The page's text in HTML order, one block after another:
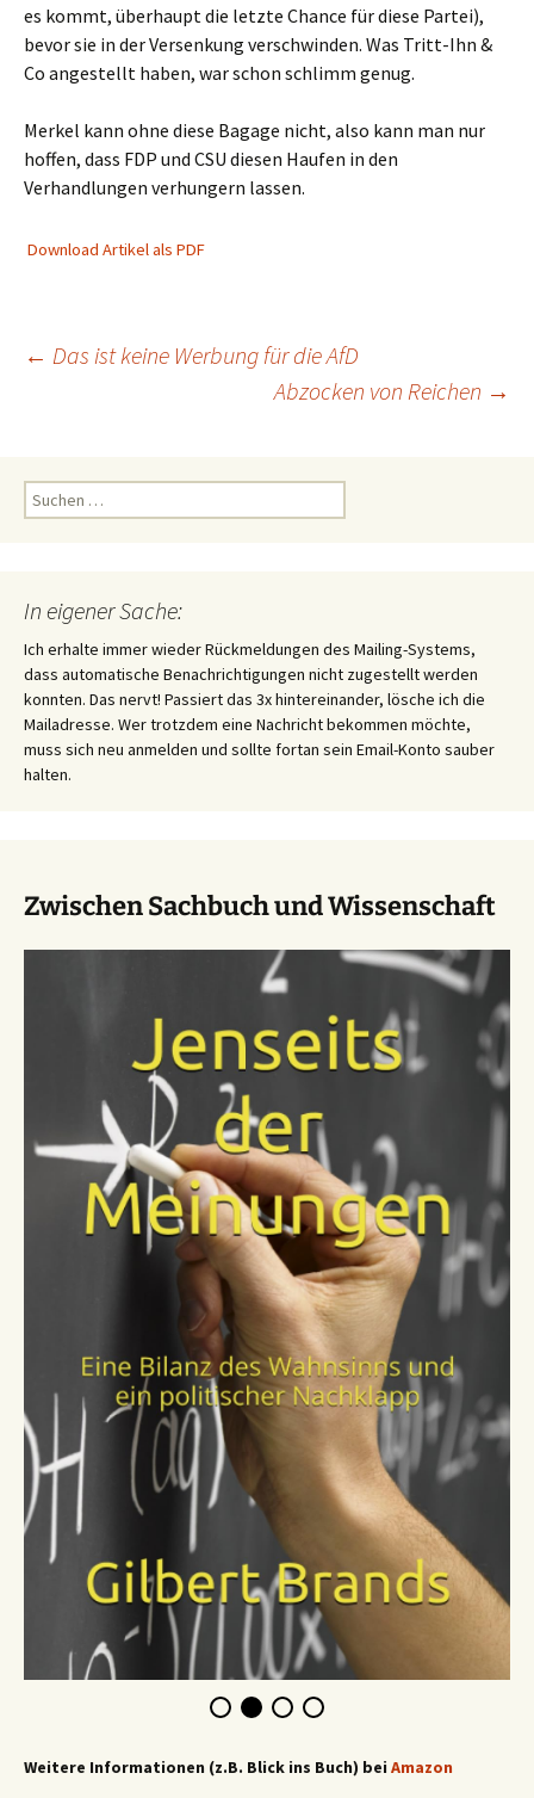
es kommt, überhaupt die letzte Chance für diese Partei),
bevor sie in der Versenkung verschwinden. Was Tritt-Ihn &
Co angestellt haben, war schon schlimm genug.
Merkel kann ohne diese Bagage nicht, also kann man nur
hoffen, dass FDP und CSU diesen Haufen in den
Verhandlungen verhungern lassen.
Download Artikel als PDF
Beitragsnavigation
← Das ist keine Werbung für die AfD
Abzocken von Reichen →
Suchen
nach:
In eigener Sache:
Ich erhalte immer wieder Rückmeldungen des Mailing-Systems,
dass automatische Benachrichtigungen nicht zugestellt werden
konnten. Das nervt! Passiert das 3x hintereinander, lösche ich die
Mailadresse. Wer trotzdem eine Nachricht bekommen möchte,
muss sich neu anmelden und sollte fortan sein Email-Konto sauber
halten.
Zwischen Sachbuch und Wissenschaft
Weitere Informationen (z.B. Blick ins Buch) bei Amazon